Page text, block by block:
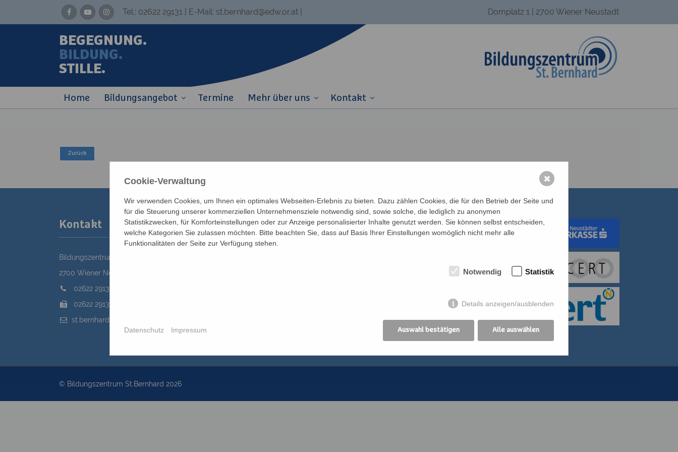
Tel.: 02622 29131 | E-Mail: st.bernhard@edw.or.at Domplatz 1 | 2700 Wiener Neustadt
BEGEGNUNG.
BILDUNG.
STILLE.
Home Bildungsangebot Termine Mehr über uns Kontakt
Kontakt
Bildungszentrum St. Bernhard der Erzdiözese Wien
2700 Wiener Neustadt, Domplatz 1
02622 29131
02622 29131-5040
st.bernhard@edw.or.at
Links Partner
Erzdiözese Wien
© Bildungszentrum St.Bernhard 2026
Cookie-Verwaltung
Wir verwenden Cookies, um Ihnen ein optimales Webseiten-Erlebnis zu bieten. Dazu zählen Cookies, die für den Betrieb der Seite und
für die Steuerung unserer kommerziellen Unternehmensziele notwendig sind, sowie solche, die lediglich zu anonymen
Statistikzwecken, für Komforteinstellungen oder zur Anzeige personalisierter Inhalte genutzt werden. Sie können selbst entscheiden,
welche Kategorien Sie zulassen möchten. Bitte beachten Sie, dass auf Basis Ihrer Einstellungen womöglich nicht mehr alle
Funktionalitäten der Seite zur Verfügung stehen.
Notwendig Statistik
Details anzeigen/ausblenden
Auswahl bestätigen Alle auswählen
Datenschutz Impressum
✖